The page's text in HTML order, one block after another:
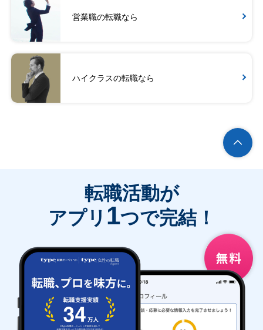
営業職の転職なら
ハイクラスの転職なら
転職活動が
アプリ 1つで完結！